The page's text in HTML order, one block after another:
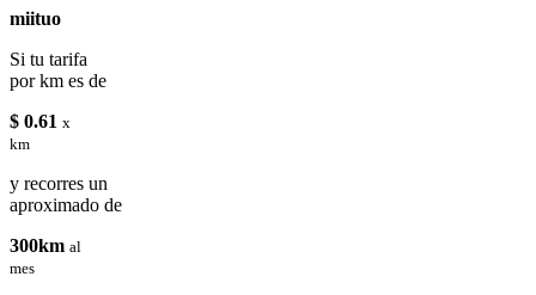
miituo
Si tu tarifa
por km es de
$ 0.61 x
km
y recorres un
aproximado de
300km al
mes